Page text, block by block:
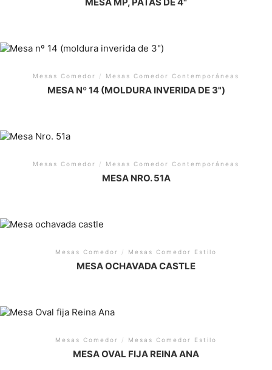
Mesas Comedor / Mesas Comedor Contemporáneas
MESA Nº 14 (MOLDURA INVERIDA DE 3")
Mesas Comedor / Mesas Comedor Contemporáneas
MESA NRO. 51A
Mesas Comedor / Mesas Comedor Estilo
MESA OCHAVADA CASTLE
Mesas Comedor / Mesas Comedor Estilo
MESA OVAL FIJA REINA ANA